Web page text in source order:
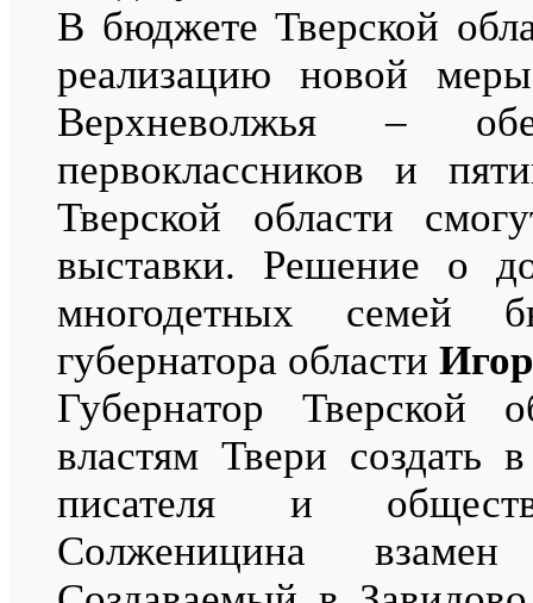
В бюджете Тверской
реализацию новой
Верхневолжья –
первоклассников и
Тверской области
выставки. Решение о
многодетных семей
губернатора области
Губернатор Тверской
властям Твери создать
писателя и
Солженицина взамен